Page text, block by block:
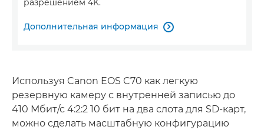
разрешением 4K.
Дополнительная информация 
Используя Canon EOS C70 как легкую
резервную камеру с внутренней записью до
410 Мбит/с 4:2:2 10 бит на два слота для SD-карт,
можно сделать масштабную конфигурацию